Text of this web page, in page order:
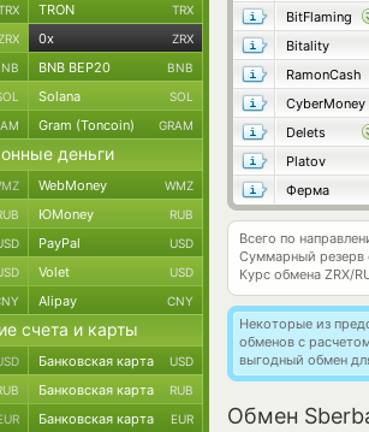
BitFlaming
Bitality
RamonCash
CyberMoney
Delets
Platov
Ферма
Всего по
Суммарный резерв
Курс обмена ZRX/
Некоторые из
обменов с
выгодный обмен
Обмен
TRON TRX
0x ZRX
BNB BEP20 BNB
Solana SOL
Gram (Toncoin) GRAM
деньги
WebMoney WMZ
ЮMoney RUB
PayPal USD
Volet USD
Alipay CNY
счета и карты
Банковская карта USD
Банковская карта RUB
Банковская карта EUR